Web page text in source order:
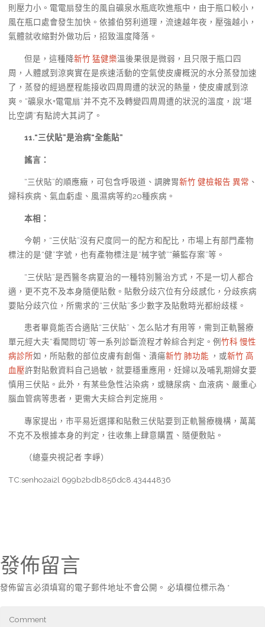
則壓力小。電電扇發生的風自礦泉水瓶底吹進瓶中，由于瓶口較小，
風在瓶口處會發生加快。依據伯努利道理，流速越年夜，壓強越小，
氣體就收縮對外做功后，招致溫度降落。
但是，這種降新竹 猛健樂溫後果很是微弱，且只限于瓶口四
周，人體感到涼爽實在是疾速活動的空氣使皮膚概況的水分蒸發加速
了，蒸發的經過歷程能接收四周周遭的狀況的熱量，使皮膚感到涼
爽。“礦泉水+電電扇”并不克不及轉變四周周遭的狀況的溫度，說“堪
比空調”有點誇大其詞了。
11.“三伏貼”是治病“全能貼”
謠言：
“三伏貼”的順應癥，可包含呼吸道、調脾胃新竹 健檢報告 異常 、
婦科疾病、氣血虧虛、風濕病等約20種疾病。
本相：
今朝，“三伏貼”沒有尺度同一的配方和配比，市場上有部門產物
標注的是“健”字號，也有產物標注是“械字號”“藥監存案”等。
“三伏貼”是西醫冬病夏治的一種特別醫治方式，不是一切人都合
適，更不克不及本身隨便貼敷。貼敷分歧穴位有分歧感化，分歧疾病
要貼分歧穴位，所需求的“三伏貼”多少數字及貼敷時光都紛歧樣。
患者畢竟能否合適貼“三伏貼”、怎么貼才有用等，需到正軌醫療
單元經大夫“看聞問切”等一系列診斷流程才幹綜合判定。例 竹科 慢性
病診所如，所貼敷的部位皮膚有創傷、潰瘍新竹 肺功能 ，或新竹 高
血壓許對貼敷資料自己過敏，就要穩重應用，妊婦以及哺乳期婦女要
慎用三伏貼。此外，有某些急性沾染病，或糖尿病、血液病、嚴重心
腦血管病等患者，更需大夫綜合判定施用。
專家提出，市平易近選擇和貼敷三伏貼要到正軌醫療機構，萬萬
不克不及根據本身的判定，往收集上肆意購置、隨便敷貼。
（總臺央視記者 李崢）
TC:senho2ai2l 699b2bdb856dc8.43444836
發佈留言
發佈留言必須填寫的電子郵件地址不會公開。 必填欄位標示為 *